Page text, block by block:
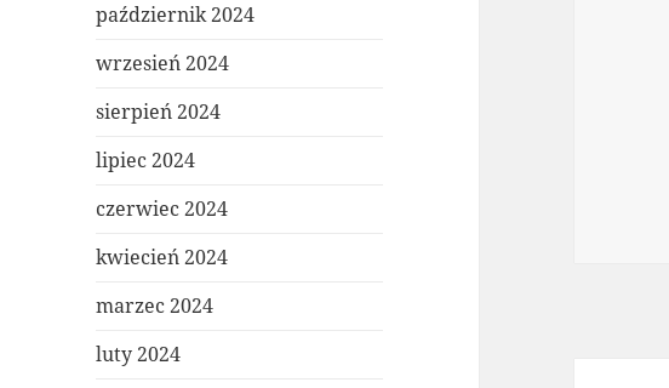
październik 2024
wrzesień 2024
sierpień 2024
lipiec 2024
czerwiec 2024
kwiecień 2024
marzec 2024
luty 2024